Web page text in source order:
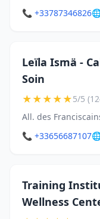
📞 +33787346826
Leïla Ismä -
Soin
★★★★★5/5
All. des
📞 +33656687107
Training
Wellness